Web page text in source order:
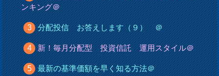
ンキング＠
分配投信 お答えします（９） ＠
新！毎月分配型 投資信託 運用スタイル＠
最新の基準価額を早く知る方法＠